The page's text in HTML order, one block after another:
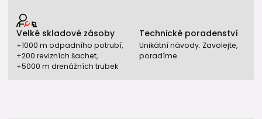
Velké skladové zásoby
+1000 m odpadního potrubí,
+200 revizních šachet,
+5000 m drenážních trubek
Technické poradenství
Unikátní návody. Zavolejte,
poradíme.